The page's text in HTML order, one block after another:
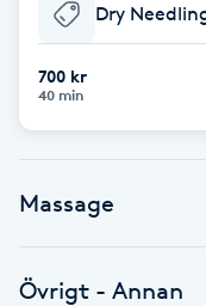
Bottenfärg
Brynfärgning
Dry
700 kr
40 min
Massage
Övrigt - Annan